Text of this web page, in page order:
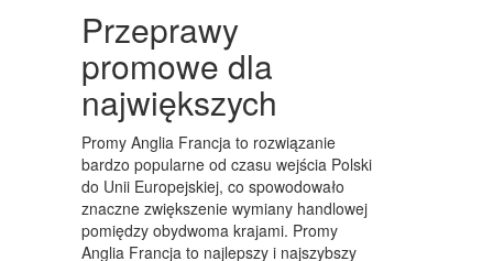
ART. DLA ZWIERZĄT
OGRÓD, ROŚLINY
CHEMIA
ART. SPOŻYWCZE
MATERIAŁY EKSPLOATACYJNE
INNE SKLEPY
Przeprawy
promowe dla
największych
Promy Anglia Francja to rozwiązanie
bardzo popularne od czasu wejścia Polski
do Unii Europejskiej, co spowodowało
znaczne zwiększenie wymiany handlowej
pomiędzy obydwoma krajami. Promy
Anglia Francja to najlepszy i najszybszy